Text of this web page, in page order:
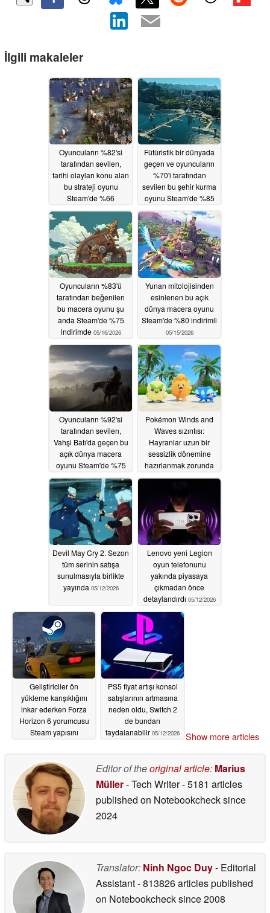
İlgili makaleler
Oyuncuların %82'si
tarafından sevilen,
tarihi olayları konu alan
bu strateji oyunu
Steam'de %66
indirimde05/18/2026
Fütüristik bir dünyada
geçen ve oyuncuların
%70'i tarafından
sevilen bu şehir kurma
oyunu Steam'de %85
indirimli 05/17/2026
Oyuncuların %83'ü
tarafından beğenilen
bu macera oyunu şu
anda Steam'de %75
indirimde 05/16/2026
Yunan mitolojisinden
esinlenen bu açık
dünya macera oyunu
Steam'de %80 indirimli
05/15/2026
Oyuncuların %92'si
tarafından sevilen,
Vahşi Batı'da geçen bu
açık dünya macera
oyunu Steam'de %75
indirimde05/14/2026
Pokémon Winds and
Waves sızıntısı:
Hayranlar uzun bir
sessizlik dönemine
hazırlanmak zorunda
kalabilir05/12/2026
Devil May Cry 2. Sezon
tüm serinin satışa
sunulmasıyla birlikte
yayında 05/12/2026
Lenovo yeni Legion
oyun telefonunu
yakında piyasaya
çıkmadan önce
detaylandırdı 05/12/2026
Geliştiriciler ön
yükleme karışıklığını
inkar ederken Forza
Horizon 6 yorumcusu
Steam yapısını
PS5 fiyat artışı konsol
satışlarının artmasına
neden oldu, Switch 2
de bundan
faydalanabilir 05/12/2026 Show more articles
Editor of theoriginal article: Marius
Müller- Tech Writer- 5181 articles
published on Notebookchecksince
2024
Translator: Ninh Ngoc Duy- Editorial
Assistant- 813826 articles published
on Notebookchecksince 2008